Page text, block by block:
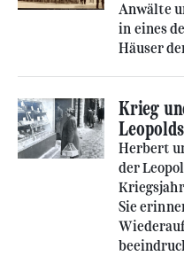
Anwälte
in eines
Häuser
Krieg
Herbert
der
Sie